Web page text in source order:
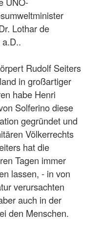
Lothar de
Rudolf Seiters
in großartiger
habe Henri
Solferino diese
gegründet und
Völkerrechts
hat die
Tagen immer
lassen, - in von
verursachten
auch in der
den Menschen.